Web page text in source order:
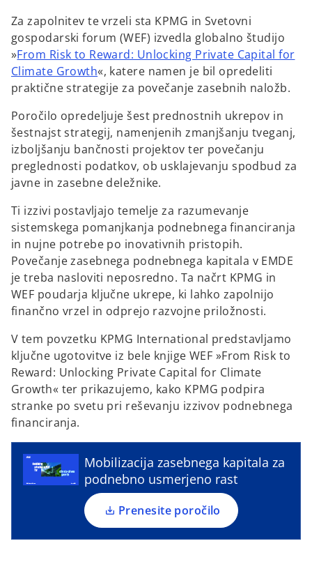
l
a
y
V
i
d
o
Za zapolnitev te vrzeli sta KPMG in Svetovni
gospodarski forum (WEF) izvedla globalno študijo
»From Risk to Reward: Unlocking Private Capital for
Climate Growth«, katere namen je bil opredeliti
praktične strategije za povečanje zasebnih naložb.
Poročilo opredeljuje šest prednostnih ukrepov in
šestnajst strategij, namenjenih zmanjšanju tveganj,
izboljšanju bančnosti projektov ter povečanju
preglednosti podatkov, ob usklajevanju spodbud za
javne in zasebne deležnike.
Ti izzivi postavljajo temelje za razumevanje
sistemskega pomanjkanja podnebnega financiranja
in nujne potrebe po inovativnih pristopih.
Povečanje zasebnega podnebnega kapitala v EMDE
je treba nasloviti neposredno. Ta načrt KPMG in
WEF poudarja ključne ukrepe, ki lahko zapolnijo
finančno vrzel in odprejo razvojne priložnosti.
V tem povzetku KPMG International predstavljamo
ključne ugotovitve iz bele knjige WEF »From Risk to
Reward: Unlocking Private Capital for Climate
Growth« ter prikazujemo, kako KPMG podpira
stranke po svetu pri reševanju izzivov podnebnega
financiranja.
Mobilizacija zasebnega kapitala za
podnebno usmerjeno rast
Prenesite poročilo
o
p
n
s
i
n
a
n
e